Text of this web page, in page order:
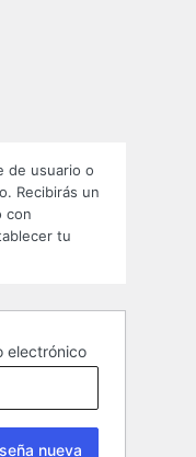
de usuario o
Recibirás un
con
tu
electrónico